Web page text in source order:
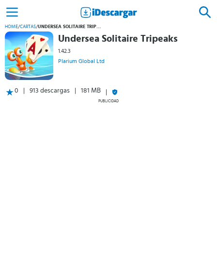
HOME/CARTAS/ UNDERSEA SOLITAIRE TRIPEAKS
Undersea Solitaire Tripeaks
1.42.3
Plarium Global Ltd
0 913 descargas 181 MB
PUBLICIDAD